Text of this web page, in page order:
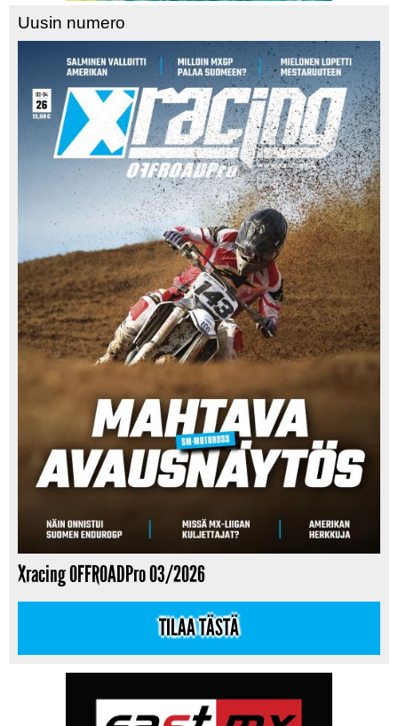
Uusin numero
Xracing OFFROADPro 03/2026
TILAA TÄSTÄ